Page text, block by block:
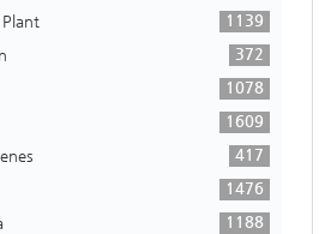
Plant
1139
372
1078
1609
417
1476
1188